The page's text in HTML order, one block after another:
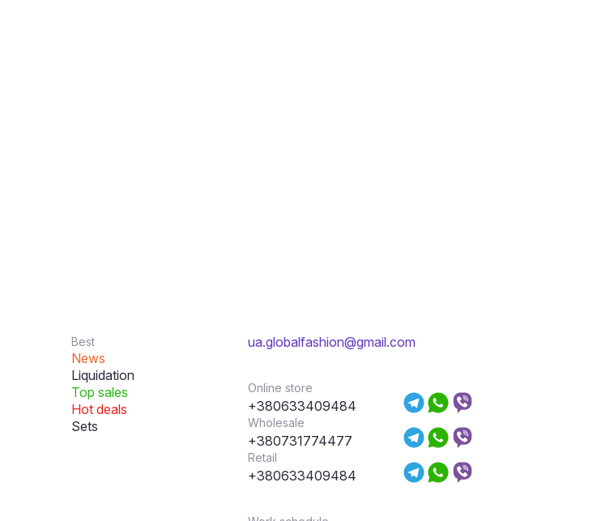
Best
News
Liquidation
Top sales
Hot deals
Sets
ua.globalfashion@gmail.com
Online store
+380633409484
Wholesale
+380731774477
Retail
+380633409484